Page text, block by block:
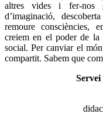
altres vides i fer-nos
d’imaginació,
remoure consciències,
creiem en el poder de la
social. Per canviar el
compartit. Sabem que
Servei